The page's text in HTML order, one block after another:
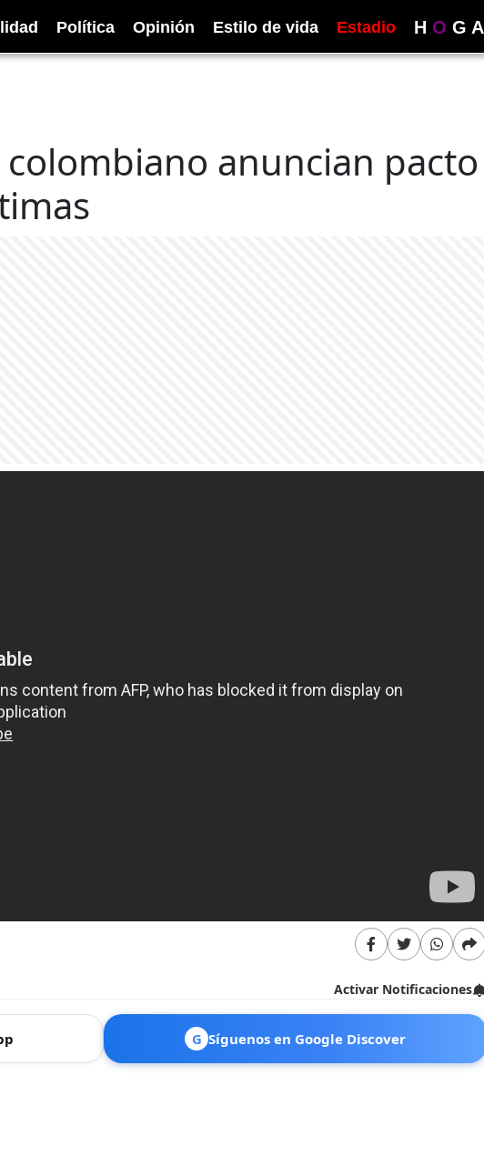
Política Opinión Estilo de vida Estadio H O G A
colombiano anuncian pacto
Activar Notificaciones
G Síguenos en Google Discover